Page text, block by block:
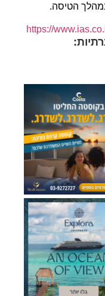
הטיסה.
https://